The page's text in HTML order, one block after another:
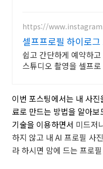
https://
셀프프로필 하이로
쉽고 간단하게 예약하고
스튜디오 촬영을 셀프
이번 포스팅에서는 내 사
료로 만드는 방법을 알아
기술을 이용하면서 미드저
하지 않고 내 AI 프로필 사
라 하시면 맘에 드는 프로